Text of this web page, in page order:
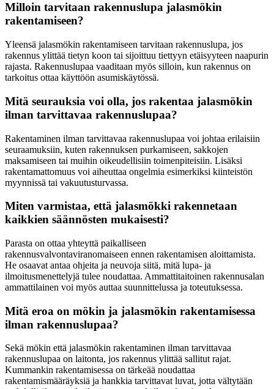
Milloin tarvitaan rakennuslupa jalasmökin
rakentamiseen?
Yleensä jalasmökin rakentamiseen tarvitaan rakennuslupa, jos
rakennus ylittää tietyn koon tai sijoittuu tiettyyn etäisyyteen naapurin
rajasta. Rakennuslupaa vaaditaan myös silloin, kun rakennus on
tarkoitus ottaa käyttöön asumiskäytössä.
Mitä seurauksia voi olla, jos rakentaa jalasmökin
ilman tarvittavaa rakennuslupaa?
Rakentaminen ilman tarvittavaa rakennuslupaa voi johtaa erilaisiin
seuraamuksiin, kuten rakennuksen purkamiseen, sakkojen
maksamiseen tai muihin oikeudellisiin toimenpiteisiin. Lisäksi
rakentamattomuus voi aiheuttaa ongelmia esimerkiksi kiinteistön
myynnissä tai vakuutusturvassa.
Miten varmistaa, että jalasmökki rakennetaan
kaikkien säännösten mukaisesti?
Parasta on ottaa yhteyttä paikalliseen
rakennusvalvontaviranomaiseen ennen rakentamisen aloittamista.
He osaavat antaa ohjeita ja neuvoja siitä, mitä lupa- ja
ilmoitusmenettelyjä tulee noudattaa. Ammattitaitoinen rakennusalan
ammattilainen voi myös auttaa suunnittelussa ja toteutuksessa.
Mitä eroa on mökin ja jalasmökin rakentamisessa
ilman rakennuslupaa?
Sekä mökin että jalasmökin rakentaminen ilman tarvittavaa
rakennuslupaa on laitonta, jos rakennus ylittää sallitut rajat.
Kummankin rakentamisessa on tärkeää noudattaa
rakentamismääräyksiä ja hankkia tarvittavat luvat, jotta vältytään